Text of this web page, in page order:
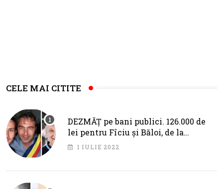
CELE MAI CITITE
DEZMĂȚ pe bani publici. 126.000 de
lei pentru Fîciu și Băloi, de la
primarul Cotojman
1 IULIE 2022